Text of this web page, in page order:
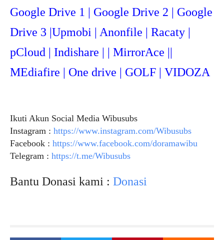
Google Drive 1 | Google Drive 2 | Google
Drive 3 |Upmobi | Anonfile | Racaty |
pCloud | Indishare | | MirrorAce ||
MEdiafire | One drive | GOLF | VIDOZA
Ikuti Akun Social Media Wibusubs
Instagram : https://www.instagram.com/Wibusubs
Facebook : https://www.facebook.com/doramawibu
Telegram : https://t.me/Wibusubs
Bantu Donasi kami : Donasi